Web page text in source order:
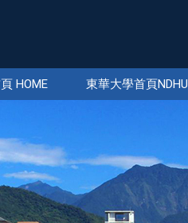
HOME 東華大學首頁NDHU